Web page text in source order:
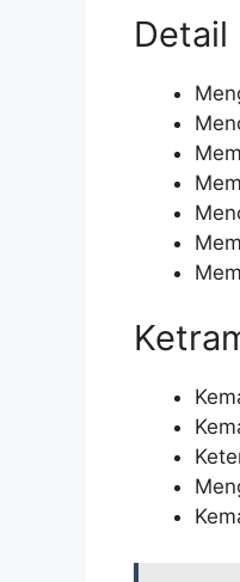
Detail